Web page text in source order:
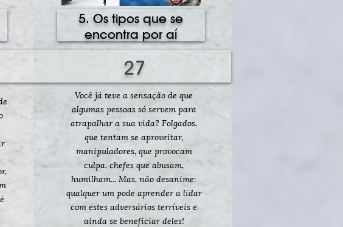
5. Os tipos que se
encontra por aí
27
Você já teve a sensação de que
algumas pessoas só servem para
atrapalhar a sua vida? Folgados,
que tentam se aproveitar,
manipuladores, que provocam
culpa, chefes que abusam,
humilham... Mas, não desanime:
qualquer um pode aprender a lidar
com estes adversários terríveis e
ainda se beneficiar deles!